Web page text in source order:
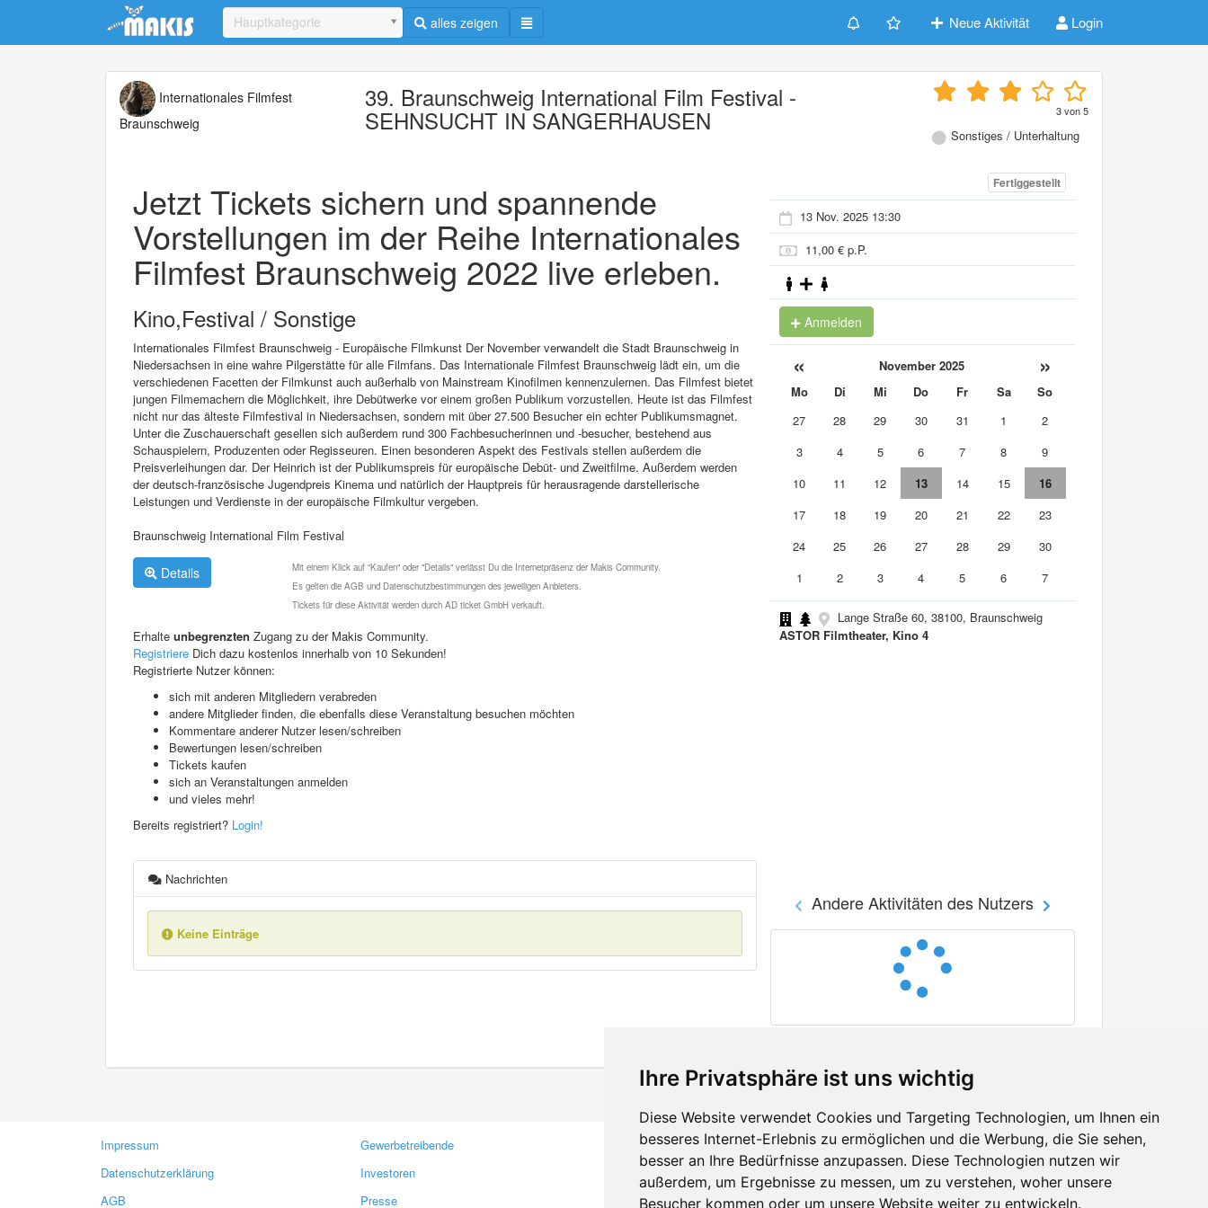
Ihre Privatsphäre ist uns wichtig
Diese Website verwendet Cookies und Targeting Technologien, um Ihnen ein
besseres Internet-Erlebnis zu ermöglichen und die Werbung, die Sie sehen,
besser an Ihre Bedürfnisse anzupassen. Diese Technologien nutzen wir
außerdem, um Ergebnisse zu messen, um zu verstehen, woher unsere
Besucher kommen oder um unsere Website weiter zu entwickeln.
Update cookies preferences
Hauptkategorie alles zeigen Neue Aktivität Login
Internationales Filmfest
Braunschweig
39. Braunschweig International Film Festival -
SEHNSUCHT IN SANGERHAUSEN 3von5
Sonstiges / Unterhaltung
Jetzt Tickets sichern und spannende
Vorstellungen im der Reihe Internationales
Filmfest Braunschweig 2022 live erleben.
Kino,Festival / Sonstige
Internationales Filmfest Braunschweig - Europäische Filmkunst Der November verwandelt die Stadt Braunschweig in
Niedersachsen in eine wahre Pilgerstätte für alle Filmfans. Das Internationale Filmfest Braunschweig lädt ein, um die
verschiedenen Facetten der Filmkunst auch außerhalb von Mainstream Kinofilmen kennenzulernen. Das Filmfest bietet
jungen Filmemachern die Möglichkeit, ihre Debütwerke vor einem großen Publikum vorzustellen. Heute ist das Filmfest
nicht nur das älteste Filmfestival in Niedersachsen, sondern mit über 27.500 Besucher ein echter Publikumsmagnet.
Unter die Zuschauerschaft gesellen sich außerdem rund 300 Fachbesucherinnen und -besucher, bestehend aus
Schauspielern, Produzenten oder Regisseuren. Einen besonderen Aspekt des Festivals stellen außerdem die
Preisverleihungen dar. Der Heinrich ist der Publikumspreis für europäische Debüt- und Zweitfilme. Außerdem werden
der deutsch-französische Jugendpreis Kinema und natürlich der Hauptpreis für herausragende darstellerische
Leistungen und Verdienste in der europäische Filmkultur vergeben.
Braunschweig International Film Festival
Details
Mit einem Klick auf "Kaufen" oder "Details" verlässt Du die Internetpräsenz der Makis Community.
Es gelten die AGB und Datenschutzbestimmungen des jeweiligen Anbieters.
Tickets für diese Aktivität werden durch AD ticket GmbH verkauft.
Erhalte unbegrenzten Zugang zu der Makis Community.
Registriere Dich dazu kostenlos innerhalb von 10 Sekunden!
Registrierte Nutzer können:
sich mit anderen Mitgliedern verabreden
andere Mitglieder finden, die ebenfalls diese Veranstaltung besuchen möchten
Kommentare anderer Nutzer lesen/schreiben
Bewertungen lesen/schreiben
Tickets kaufen
sich an Veranstaltungen anmelden
und vieles mehr!
Bereits registriert? Login!
Nachrichten
Keine Einträge
Fertiggestellt
13 Nov. 2025 13:30
11,00 € p.P.
Anmelden
« November 2025 »
Mo Di Mi Do Fr Sa
So
27
28 29 30 31 1
2
3
4 5 6 7 8
9
10
11 12 13 14 15
16
17
18 19 20 21 22
23
24
25 26 27 28 29
30
1
2 3 4 5 6 7
Lange Straße 60, 38100, Braunschweig
ASTOR Filmtheater, Kino 4
Andere Aktivitäten des Nutzers
Impressum
Datenschutzerklärung
AGB
Gewerbetreibende
Investoren
Presse
Kontakt
Feedback
Fehler melden
Facebook
Twitter
YouTube